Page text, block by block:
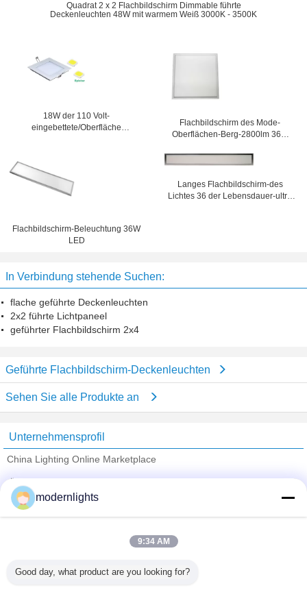
Quadrat 2 x 2 Flachbildschirm Dimmable führte
Deckenleuchten 48W mit warmem Weiß 3000K - 3500K
18W der 110 Volt-
eingebettete/Oberfläche
Flachbildschirm des Mode-
Oberflächen-Berg-2800lm 36W
beleuchtet
Flachbildschirm-Beleuchtung 36W
LED
Langes Flachbildschirm-des
Lichtes 36 der Lebensdauer-ultra
In Verbindung stehende Suchen:
flache geführte Deckenleuchten
2x2 führte Lichtpaneel
geführter Flachbildschirm 2x4
Geführte Flachbildschirm-Deckenleuchten
Sehen Sie alle Produkte an
Unternehmensprofil
China Lighting Online Marketplace
Trust Seal
Verified Suplier
Alle Produkte
modernlights
9:34 AM
Good day, what product are you looking for?